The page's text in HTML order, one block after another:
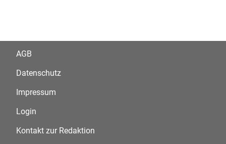
AGB
Datenschutz
Impressum
Login
Kontakt zur Redaktion